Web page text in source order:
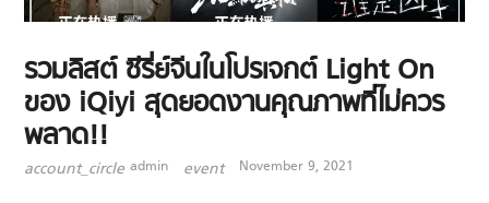
รวมลิสต์ ซีรี่ย์จีนในโปรเจกต์ Light On
ของ iQiyi สุดยอดงานคุณภาพที่ไม่ควร
พลาด!!
account_circle admin event November 9, 2021